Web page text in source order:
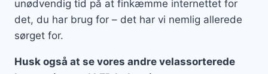
unødvendig tid på at finkæmme internettet for
det, du har brug for – det har vi nemlig allerede
sørget for.
Husk også at se vores andre velassorterede